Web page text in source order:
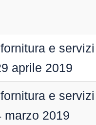
e servizi
aprile 2019
e servizi
marzo 2019